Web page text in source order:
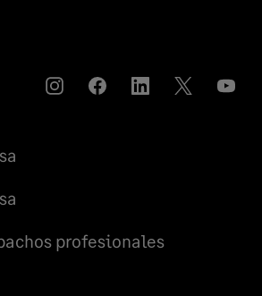
InstagramCompartirCompartirCompartir
profesionales